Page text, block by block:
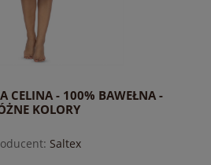
CELINA - 100% BAWEŁNA -
KOLORY
Saltex